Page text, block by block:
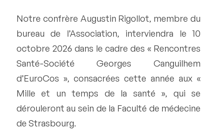
Notre confrère Augustin Rigollot, membre du
bureau de l’Association, interviendra le 10
octobre 2026 dans le cadre des « Rencontres
Santé-Société Georges Canguilhem
d’EuroCos », consacrées cette année aux «
Mille et un temps de la santé », qui se
dérouleront au sein de la Faculté de médecine
de Strasbourg.